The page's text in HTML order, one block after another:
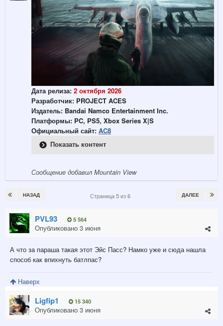
Дата релиза: 2 октября 2026
Разработчик: PROJECT ACES
Издатель: Bandai Namco Entertainment Inc.
Платформы: PC, PS5, Xbox Series X|S
Официальный сайт: AC8
Показать контент
Сообщение добавил Mountain View
НАЗАД ДАЛЕЕ
Страница 5 из 6
PVL93 5 564
Опубликовано 3 июня
А что за параша такая этот Эйс Пасс? Намко уже и сюда нашла
способ как впихнуть батлпас?
Наверх
Ligfip1 15 340
Опубликовано 3 июня